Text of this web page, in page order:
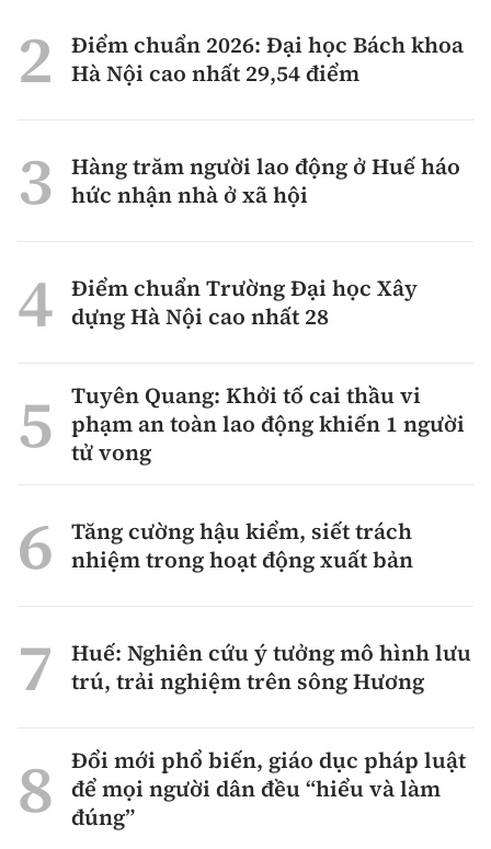
Điểm chuẩn 2026: Đại học Bách khoa
Hà Nội cao nhất 29,54 điểm
Hàng trăm người lao động ở Huế háo
hức nhận nhà ở xã hội
Điểm chuẩn Trường Đại học Xây
dựng Hà Nội cao nhất 28
Tuyên Quang: Khởi tố cai thầu vi
phạm an toàn lao động khiến 1 người
tử vong
Tăng cường hậu kiểm, siết trách
nhiệm trong hoạt động xuất bản
Huế: Nghiên cứu ý tưởng mô hình lưu
trú, trải nghiệm trên sông Hương
Đổi mới phổ biến, giáo dục pháp luật
để mọi người dân đều “hiểu và làm
đúng”